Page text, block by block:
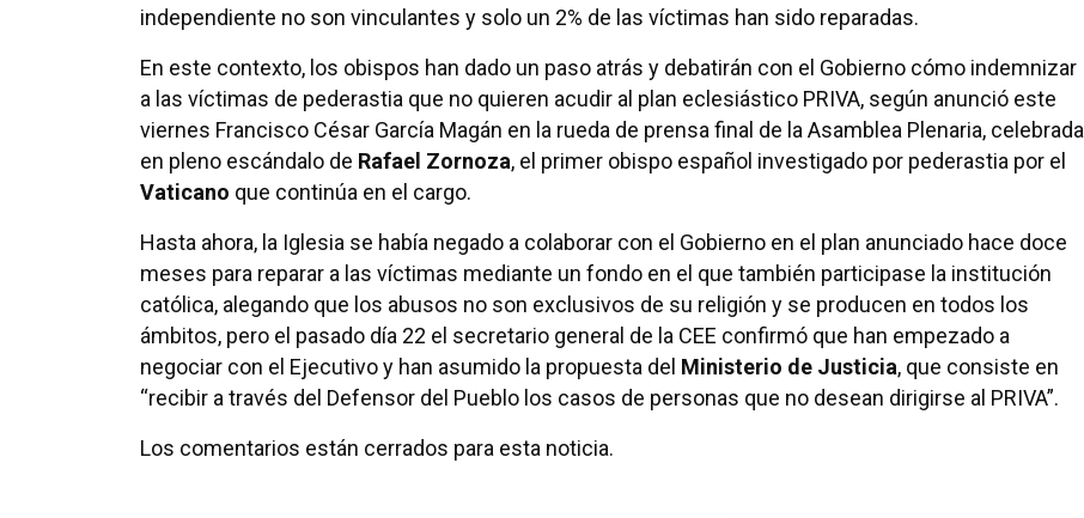
independiente no son vinculantes y solo un 2% de las víctimas han sido reparadas.
En este contexto, los obispos han dado un paso atrás y debatirán con el Gobierno cómo indemnizar
a las víctimas de pederastia que no quieren acudir al plan eclesiástico PRIVA, según anunció este
viernes Francisco César García Magán en la rueda de prensa final de la Asamblea Plenaria, celebrada
en pleno escándalo de Rafael Zornoza, el primer obispo español investigado por pederastia por el
Vaticano que continúa en el cargo.
Hasta ahora, la Iglesia se había negado a colaborar con el Gobierno en el plan anunciado hace doce
meses para reparar a las víctimas mediante un fondo en el que también participase la institución
católica, alegando que los abusos no son exclusivos de su religión y se producen en todos los
ámbitos, pero el pasado día 22 el secretario general de la CEE confirmó que han empezado a
negociar con el Ejecutivo y han asumido la propuesta del Ministerio de Justicia, que consiste en
“recibir a través del Defensor del Pueblo los casos de personas que no desean dirigirse al PRIVA”.
Los comentarios están cerrados para esta noticia.